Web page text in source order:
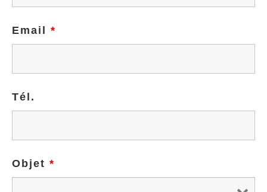
Email *
Tél.
Objet *